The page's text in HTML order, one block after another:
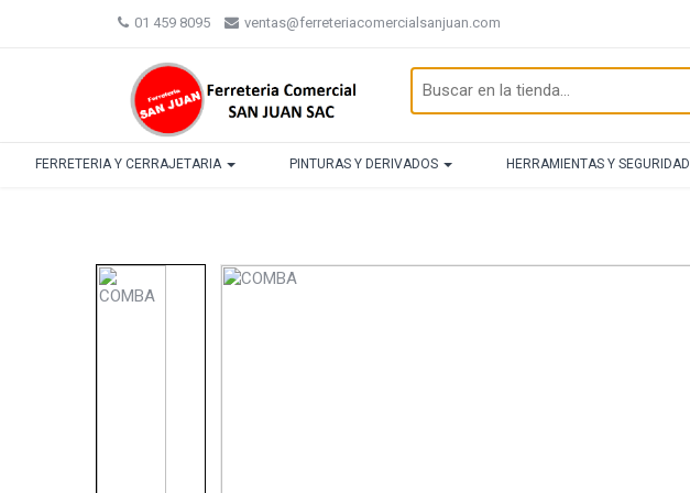
01 459 8095 ventas@ferreteriacomercialsanjuan.com
FERRETERIA Y CERRAJETARIA PINTURAS Y DERIVADOS HERRAMIENTAS Y SEGURIDAD